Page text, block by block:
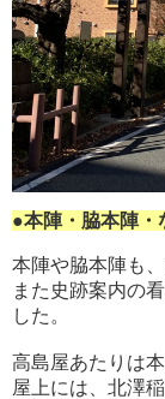
●本陣・脇本陣・
本陣や脇本陣も
また史跡案内の
した。
高島屋あたりは
屋上には、北澤